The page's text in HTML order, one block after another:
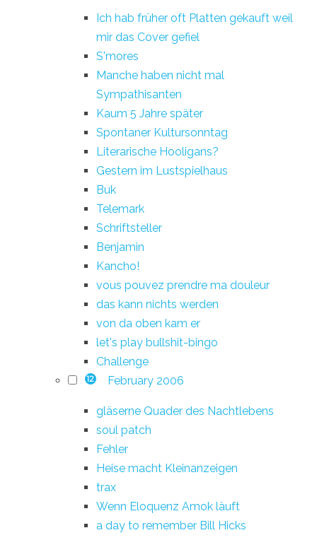
Ich hab früher oft Platten gekauft weil
mir das Cover gefiel
S'mores
Manche haben nicht mal
Sympathisanten
Kaum 5 Jahre später
Spontaner Kultursonntag
Literarische Hooligans?
Gestern im Lustspielhaus
Buk
Telemark
Schriftsteller
Benjamin
Kancho!
vous pouvez prendre ma douleur
das kann nichts werden
von da oben kam er
let's play bullshit-bingo
Challenge
12 February 2006
gläserne Quader des Nachtlebens
soul patch
Fehler
Heise macht Kleinanzeigen
trax
Wenn Eloquenz Amok läuft
a day to remember Bill Hicks